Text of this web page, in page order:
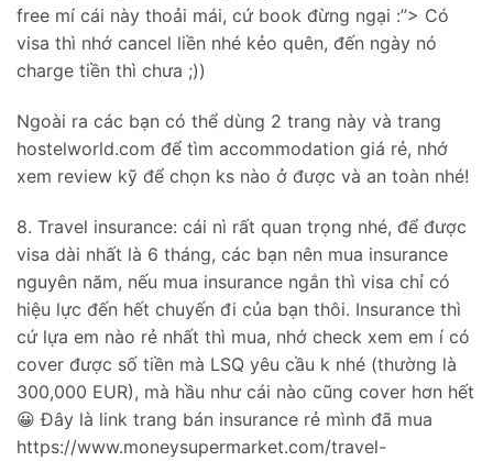
free mí cái này thoải mái, cứ book đừng ngại :”> Có
visa thì nhớ cancel liền nhé kẻo quên, đến ngày nó
charge tiền thì chưa ;))
Ngoài ra các bạn có thể dùng 2 trang này và trang
hostelworld.com để tìm accommodation giá rẻ, nhớ
xem review kỹ để chọn ks nào ở được và an toàn nhé!
8. Travel insurance: cái nì rất quan trọng nhé, để được
visa dài nhất là 6 tháng, các bạn nên mua insurance
nguyên năm, nếu mua insurance ngắn thì visa chỉ có
hiệu lực đến hết chuyến đi của bạn thôi. Insurance thì
cứ lựa em nào rẻ nhất thì mua, nhớ check xem em í có
cover được số tiền mà LSQ yêu cầu k nhé (thường là
300,000 EUR), mà hầu như cái nào cũng cover hơn hết
😀 Đây là link trang bán insurance rẻ mình đã mua
https://www.moneysupermarket.com/travel-